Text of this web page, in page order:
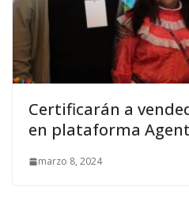
Certificarán a
en plataforma
marzo 8, 2024